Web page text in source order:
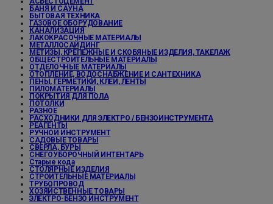
БАНЯ И САУНА
БЫТОВАЯ ТЕХНИКА
ГАЗОВОЕ ОБОРУДОВАНИЕ
КАНАЛИЗАЦИЯ
ЛАКОКРАСОЧНЫЕ МАТЕРИАЛЫ
МЕТАЛЛОСАЙДИНГ
МЕТИЗЫ, КРЕПЕЖНЫЕ И СКОБЯНЫЕ ИЗДЕЛИЯ, ТАКЕЛАЖ
ОБЩЕСТРОИТЕЛЬНЫЕ МАТЕРИАЛЫ
ОТДЕЛОЧНЫЕ МАТЕРИАЛЫ
ОТОПЛЕНИЕ, ВОДОСНАБЖЕНИЕ И САНТЕХНИКА
ПЕНЫ, ГЕРМЕТИКИ, КЛЕИ, ЛЕНТЫ
ПИЛОМАТЕРИАЛЫ
ПОКРЫТИЯ ДЛЯ ПОЛА
ПОТОЛКИ
РАЗНОЕ
РАСХОДНИКИ ДЛЯ ЭЛЕКТРО / БЕНЗОИНСТРУМЕНТА
РЕАГЕНТЫ
РУЧНОЙ ИНСТРУМЕНТ
САДОВЫЕ ТОВАРЫ
СВЕРЛА, БУРЫ
СНЕГОУБОРОЧНЫЙ ИНТЕНТАРЬ
Старые кода
СТОЛЯРНЫЕ ИЗДЕЛИЯ
СТРОИТЕЛЬНЫЕ МАТЕРИАЛЫ
ТРУБОПРОВОД
ХОЗЯЙСТВЕННЫЕ ТОВАРЫ
ЭЛЕКТРО-БЕНЗО ИНСТРУМЕНТ